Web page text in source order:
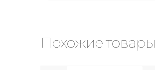
Похожие товары